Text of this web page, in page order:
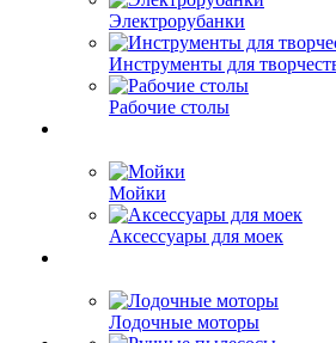
Электрорубанки
Инструменты для
Рабочие столы
Мойки
Аксессуары для моек
Лодочные моторы